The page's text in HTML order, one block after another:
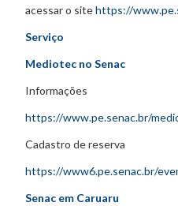
acessar o sitehttps://
Serviço
Mediotec no Senac
Informações
https://www.pe.senac.br/
Cadastro de reserva
https://www6.pe.senac.br/
Senac em Caruaru